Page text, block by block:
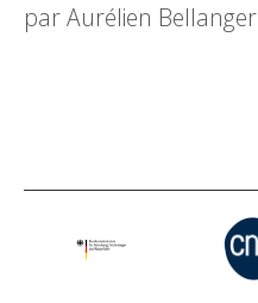
par Aurélien Bellanger